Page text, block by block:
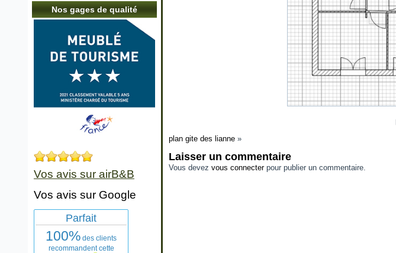
Nos gages de qualité
Vos avis sur airB&B
Vos avis sur Google
Parfait
100% des clients
recommandent cette
plan gite des lianne »
Laisser un commentaire
Vous devez vous connecterpour publier un commentaire.